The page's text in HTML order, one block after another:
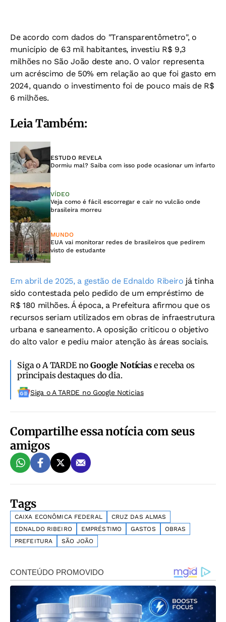
De acordo com dados do "Transparentômetro", o
município de 63 mil habitantes, investiu R$ 9,3
milhões no São João deste ano. O valor representa
um acréscimo de 50% em relação ao que foi gasto em
2024, quando o investimento foi de pouco mais de R$
6 milhões.
Leia Também:
ESTUDO REVELA
Dormiu mal? Saiba com isso pode ocasionar um infarto
VÍDEO
Veja como é fácil escorregar e cair no vulcão onde
brasileira morreu
MUNDO
EUA vai monitorar redes de brasileiros que pedirem
visto de estudante
Em abril de 2025, a gestão de Ednaldo Ribeiro já tinha
sido contestada pelo pedido de um empréstimo de
R$ 180 milhões. Á época, a Prefeitura afirmou que os
recursos seriam utilizados em obras de infraestrutura
urbana e saneamento. A oposição criticou o objetivo
do alto valor e pediu maior atenção às áreas sociais.
Siga o A TARDE noGoogle Notíciase receba os
principais destaques do dia.
Siga o A TARDE no Google Noticias
Compartilhe essa notícia com seus
amigos
Tags
CAIXA ECONÔMICA FEDERAL
CRUZ DAS ALMAS
EDNALDO RIBEIRO
EMPRÉSTIMO GASTOS
OBRAS
PREFEITURA
SÃO JOÃO